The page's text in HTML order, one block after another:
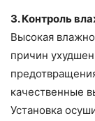
3. Контроль
Высокая
причин
качественные
Установка